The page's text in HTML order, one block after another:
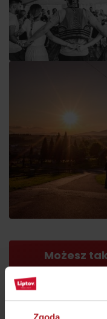
Zgoda
Możesz
Przyjazd